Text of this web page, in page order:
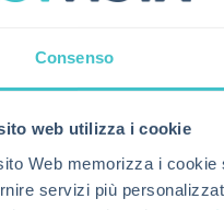
Consenso
web utilizza i cookie
Web memorizza i
servizi più